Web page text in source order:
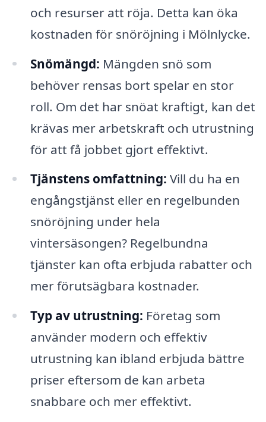
och resurser att röja. Detta kan öka
kostnaden för snöröjning i Mölnlycke.
Snömängd: Mängden snö som
behöver rensas bort spelar en stor
roll. Om det har snöat kraftigt, kan det
krävas mer arbetskraft och utrustning
för att få jobbet gjort effektivt.
Tjänstens omfattning: Vill du ha en
engångstjänst eller en regelbunden
snöröjning under hela
vintersäsongen? Regelbundna
tjänster kan ofta erbjuda rabatter och
mer förutsägbara kostnader.
Typ av utrustning: Företag som
använder modern och effektiv
utrustning kan ibland erbjuda bättre
priser eftersom de kan arbeta
snabbare och mer effektivt.